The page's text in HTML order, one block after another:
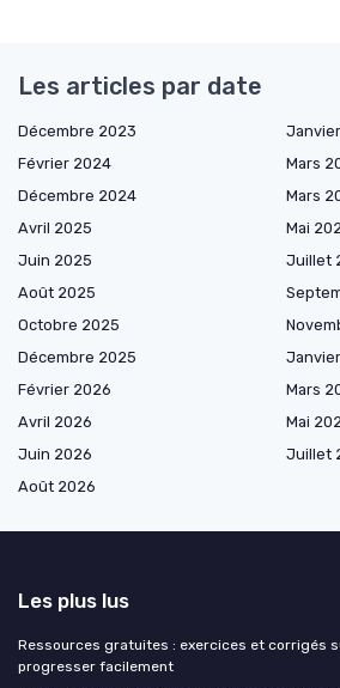
Les articles par date
Décembre 2023
Février 2024
Mars
Décembre 2024
Mars
Avril 2025
Mai
Juin 2025
Juillet
Août 2025
Octobre 2025
Décembre 2025
Février 2026
Mars
Avril 2026
Mai
Juin 2026
Juillet
Août 2026
Les plus lus
Ressources gratuites : exercices et corrigés
progresser facilement